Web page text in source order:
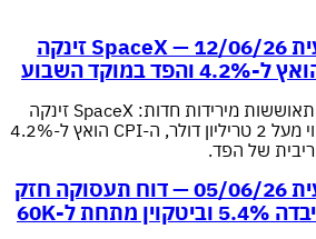
סקירה פיננסית שבועית 12/06/26 — SpaceX זינקה
וול סטריט בעליות לאחר התאוששות מירידות חדות: SpaceX זינקה
19% בהנפקת ענק על שווי מעל 2 טריליון דולר, ה-CPI הואץ ל-4.2%
של הפד.
סקירה פיננסית שבועית 05/06/26 — דוח תעסוקה חזק